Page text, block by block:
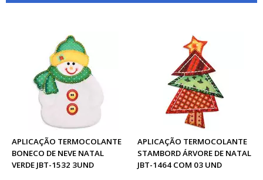
APLICAÇÃO TERMOCOLANTE
BONECO DE NEVE NATAL
VERDE JBT-1532 3UND
APLICAÇÃO TERMOCOLANTE
STAMBORD ÁRVORE DE NATAL
JBT-1464 COM 03 UND